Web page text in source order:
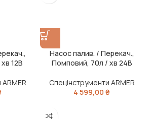
12В
Насос палив. / Перекач.,
Помповий, 70л / хв 24В
Спецінструменти ARMER
4 599,00 ₴